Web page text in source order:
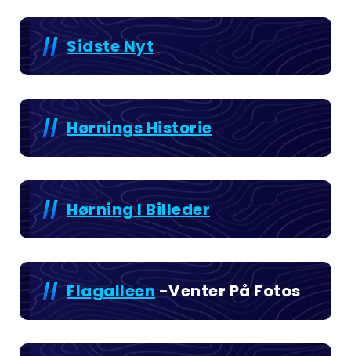
Sidste Nyt
Hørnings Historie
Hørning I Billeder
Flagalleen -venter På Fotos